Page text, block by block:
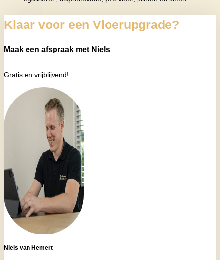
Klaar voor een Vloerupgrade?
Maak een afspraak met Niels
Gratis en vrijblijvend!
Niels van Hemert